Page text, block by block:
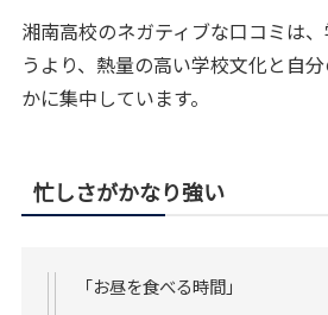
湘南高校のネガティブな口コミは
うより、熱量の高い学校文化と自
かに集中しています。
忙しさがかなり強い
「お昼を食べる時間」